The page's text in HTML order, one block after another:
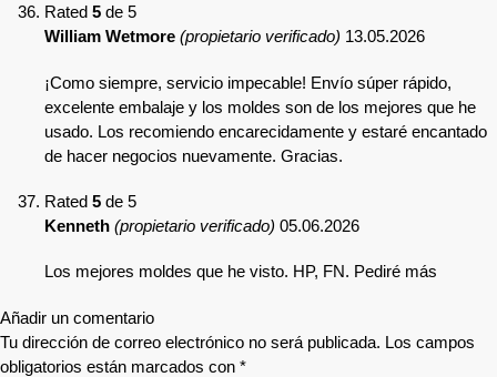
Rated 5 de 5
William Wetmore (propietario verificado) 13.05.2026
¡Como siempre, servicio impecable! Envío súper rápido,
excelente embalaje y los moldes son de los mejores que he
usado. Los recomiendo encarecidamente y estaré encantado
de hacer negocios nuevamente. Gracias.
Rated 5 de 5
Kenneth (propietario verificado) 05.06.2026
Los mejores moldes que he visto. HP, FN. Pediré más
Añadir un comentario
Tu dirección de correo electrónico no será publicada. Los campos
obligatorios están marcados con *